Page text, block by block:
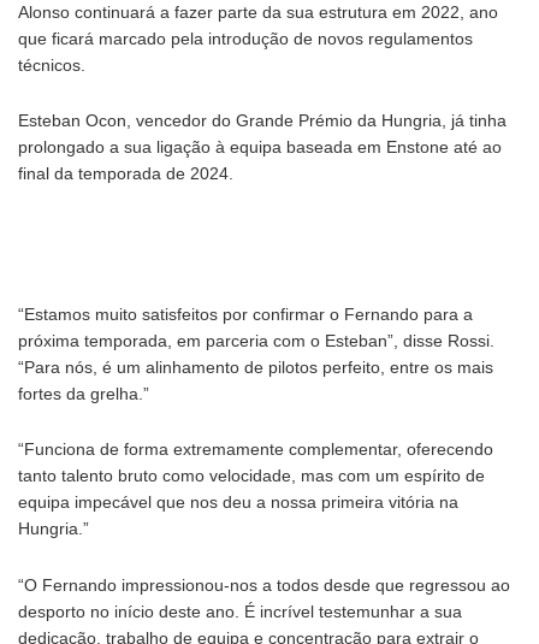
Alonso continuará a fazer parte da sua estrutura em 2022, ano
que ficará marcado pela introdução de novos regulamentos
técnicos.
Esteban Ocon, vencedor do Grande Prémio da Hungria, já tinha
prolongado a sua ligação à equipa baseada em Enstone até ao
final da temporada de 2024.
“Estamos muito satisfeitos por confirmar o Fernando para a
próxima temporada, em parceria com o Esteban”, disse Rossi.
“Para nós, é um alinhamento de pilotos perfeito, entre os mais
fortes da grelha.”
“Funciona de forma extremamente complementar, oferecendo
tanto talento bruto como velocidade, mas com um espírito de
equipa impecável que nos deu a nossa primeira vitória na
Hungria.”
“O Fernando impressionou-nos a todos desde que regressou ao
desporto no início deste ano. É incrível testemunhar a sua
dedicação, trabalho de equipa e concentração para extrair o